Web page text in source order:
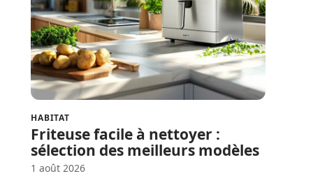
HABITAT
Friteuse facile à nettoyer :
sélection des meilleurs modèles
1 août 2026